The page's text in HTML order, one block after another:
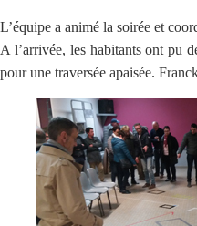
L’équipe a animé la soirée et
A l’arrivée, les habitants ont pu
pour une traversée apaisée.